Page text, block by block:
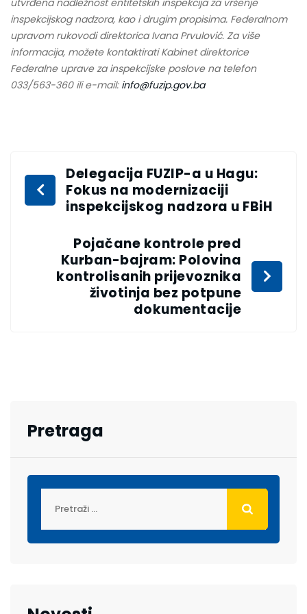
inspekcijskog nadzora, kao i drugim propisima. Federalnom
upravom rukovodi direktorica Ivana Prvulović. Za više
informacija, možete kontaktirati Kabinet direktorice
Federalne uprave za inspekcijske poslove na telefon
033/563-360 ili e-mail: info@fuzip.gov.ba
Delegacija FUZIP-a u Hagu:
Fokus na modernizaciji
inspekcijskog nadzora u FBiH
Pojačane kontrole pred
Kurban-bajram: Polovina
kontrolisanih prijevoznika
životinja bez potpune
dokumentacije
Pretraga